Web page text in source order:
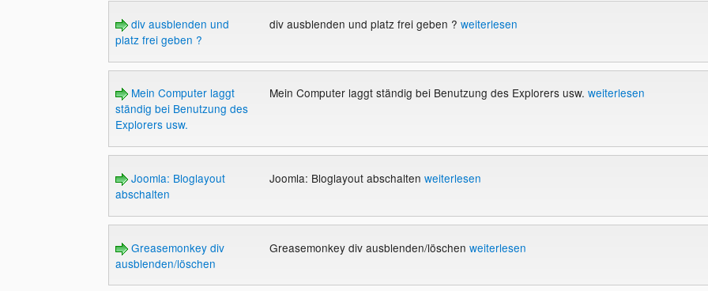
div ausblenden und
platz frei geben ?
div ausblenden und platz frei geben ? weiterlesen
Mein Computer laggt
ständig bei Benutzung des
Explorers usw.
Mein Computer laggt ständig bei Benutzung des Explorers usw. weiterlesen
Joomla: Bloglayout
abschalten
Joomla: Bloglayout abschalten weiterlesen
Greasemonkey div
ausblenden/löschen
Greasemonkey div ausblenden/löschen weiterlesen